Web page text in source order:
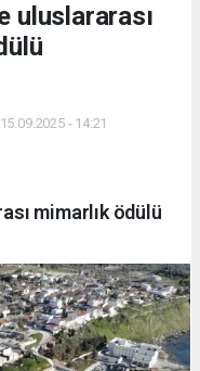
uluslararası
- 14:21
mimarlık ödülü